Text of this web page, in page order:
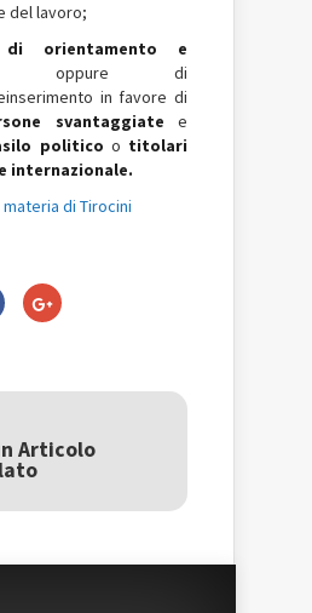
del lavoro;
orientamento e
oppure di
in favore di
svantaggiate e
politico o titolari
internazionale.
materia di Tirocini
Fai Fai
clic
una
nuova
Articolo